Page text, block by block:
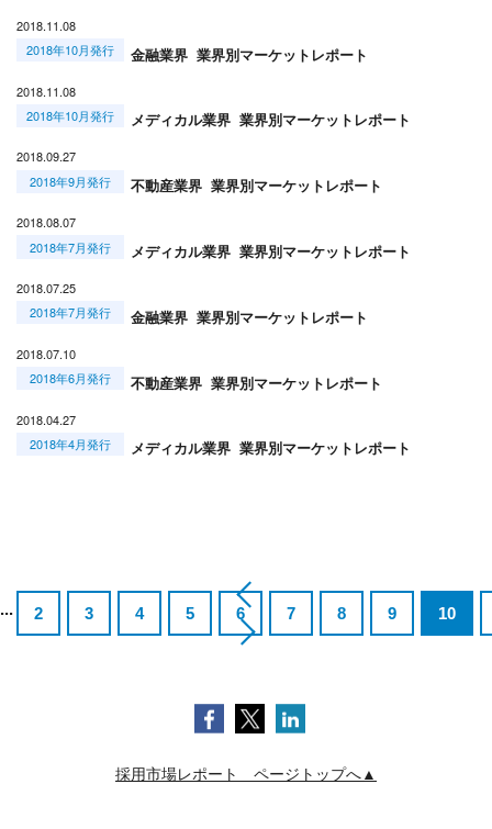
2018.11.08
2018年10月発行
金融業界 業界別マーケットレポート
2018.11.08
2018年10月発行
メディカル業界 業界別マーケットレポート
2018.09.27
2018年9月発行
不動産業界 業界別マーケットレポート
2018.08.07
2018年7月発行
メディカル業界 業界別マーケットレポート
2018.07.25
2018年7月発行
金融業界 業界別マーケットレポート
2018.07.10
2018年6月発行
不動産業界 業界別マーケットレポート
2018.04.27
2018年4月発行
メディカル業界 業界別マーケットレポート
... 2 3 4 5 6 7 8 9 10
採用市場レポート ページトップへ▲